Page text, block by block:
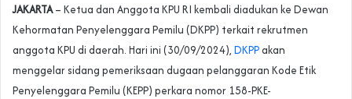
JAKARTA– Ketua dan Anggota KPU RI kembali diadukan ke Dewan
Kehormatan Penyelenggara Pemilu (DKPP) terkait rekrutmen
anggota KPU di daerah. Hari ini (30/09/2024), DKPPakan
menggelar sidang pemeriksaan dugaan pelanggaran Kode Etik
Penyelenggara Pemilu (KEPP) perkara nomor 158-PKE-